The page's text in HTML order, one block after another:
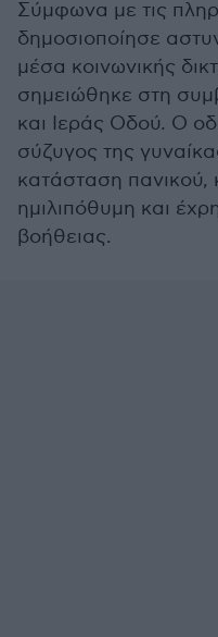
Σύμφωνα με τις
δημοσιοποίησε
μέσα κοινωνικής
σημειώθηκε στη
και Ιεράς Οδού. Ο
σύζυγος της
κατάσταση
ημιλιπόθυμη και
βοήθειας.